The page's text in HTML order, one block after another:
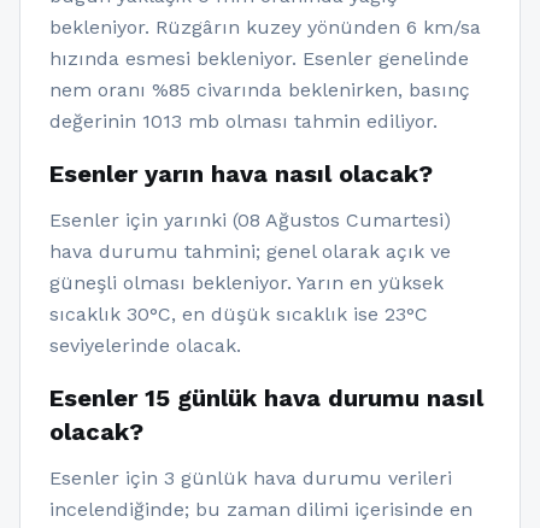
bekleniyor. Rüzgârın kuzey yönünden 6 km/sa
hızında esmesi bekleniyor. Esenler genelinde
nem oranı %85 civarında beklenirken, basınç
değerinin 1013 mb olması tahmin ediliyor.
Esenler yarın hava nasıl olacak?
Esenler için yarınki (08 Ağustos Cumartesi)
hava durumu tahmini; genel olarak açık ve
güneşli olması bekleniyor. Yarın en yüksek
sıcaklık 30°C, en düşük sıcaklık ise 23°C
seviyelerinde olacak.
Esenler 15 günlük hava durumu nasıl
olacak?
Esenler için 3 günlük hava durumu verileri
incelendiğinde; bu zaman dilimi içerisinde en